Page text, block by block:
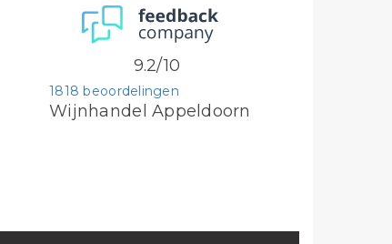
Wijnhandel Appeldoorn
1818 beoordelingen
9.2/10